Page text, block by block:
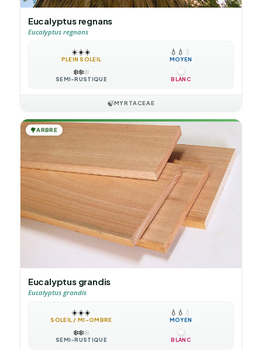
Eucalyptus regnans
Eucalyptus regnans
☀️☀️☀️
PLEIN SOLEIL
💧 💧 💧
MOYEN
❄️❄️❄️
SEMI-RUSTIQUE BLANC
🍃MYRTACEAE
🌳ARBRE
Eucalyptus grandis
Eucalyptus grandis
☀️☀️☀️
SOLEIL / MI-OMBRE
💧 💧 💧
MOYEN
❄️❄️❄️
SEMI-RUSTIQUE BLANC